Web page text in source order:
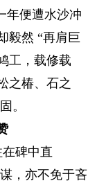
年便遭水沙冲
毅然 “再肩巨
工，载修载
之椿、石之
。
碑中直
，亦不免于吝